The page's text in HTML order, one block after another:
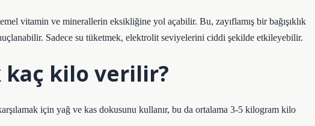
vitamin ve minerallerin eksikliğine yol açabilir. Bu, zayıflamış bir bağışıklık
Sadece su tüketmek, elektrolit seviyelerini ciddi şekilde etkileyebilir.
kaç kilo verilir?
için yağ ve kas dokusunu kullanır, bu da ortalama 3-5 kilogram kilo